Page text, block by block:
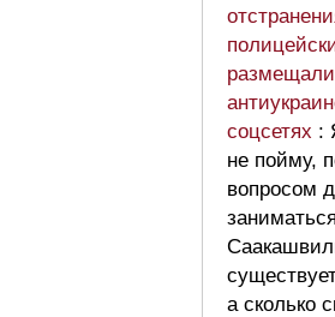
размещали
соцсетях :
не пойму,
вопросом
заниматься
а сколько